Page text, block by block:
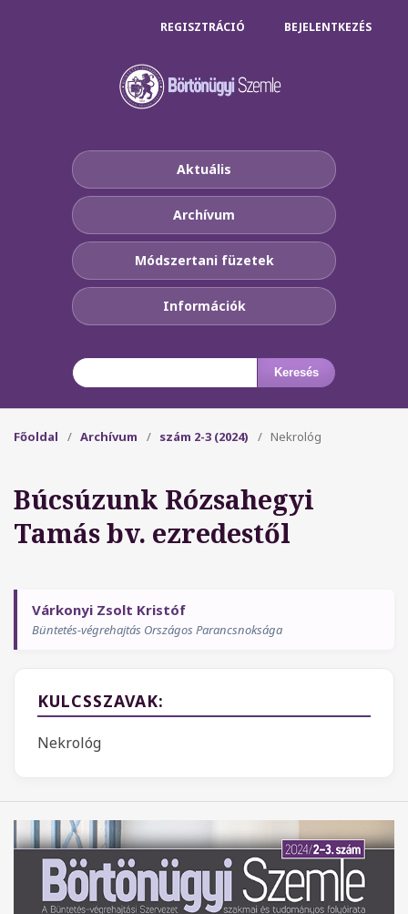
Aktuális
Archívum
Módszertani füzetek
Információk
Keresés
REGISZTRÁCIÓ BEJELENTKEZÉS
Főoldal / Archívum / szám 2-3 (2024) / Nekrológ
Búcsúzunk Rózsahegyi
Tamás bv. ezredestől
Várkonyi Zsolt Kristóf
Büntetés-végrehajtás Országos Parancsnoksága
KULCSSZAVAK:
Nekrológ